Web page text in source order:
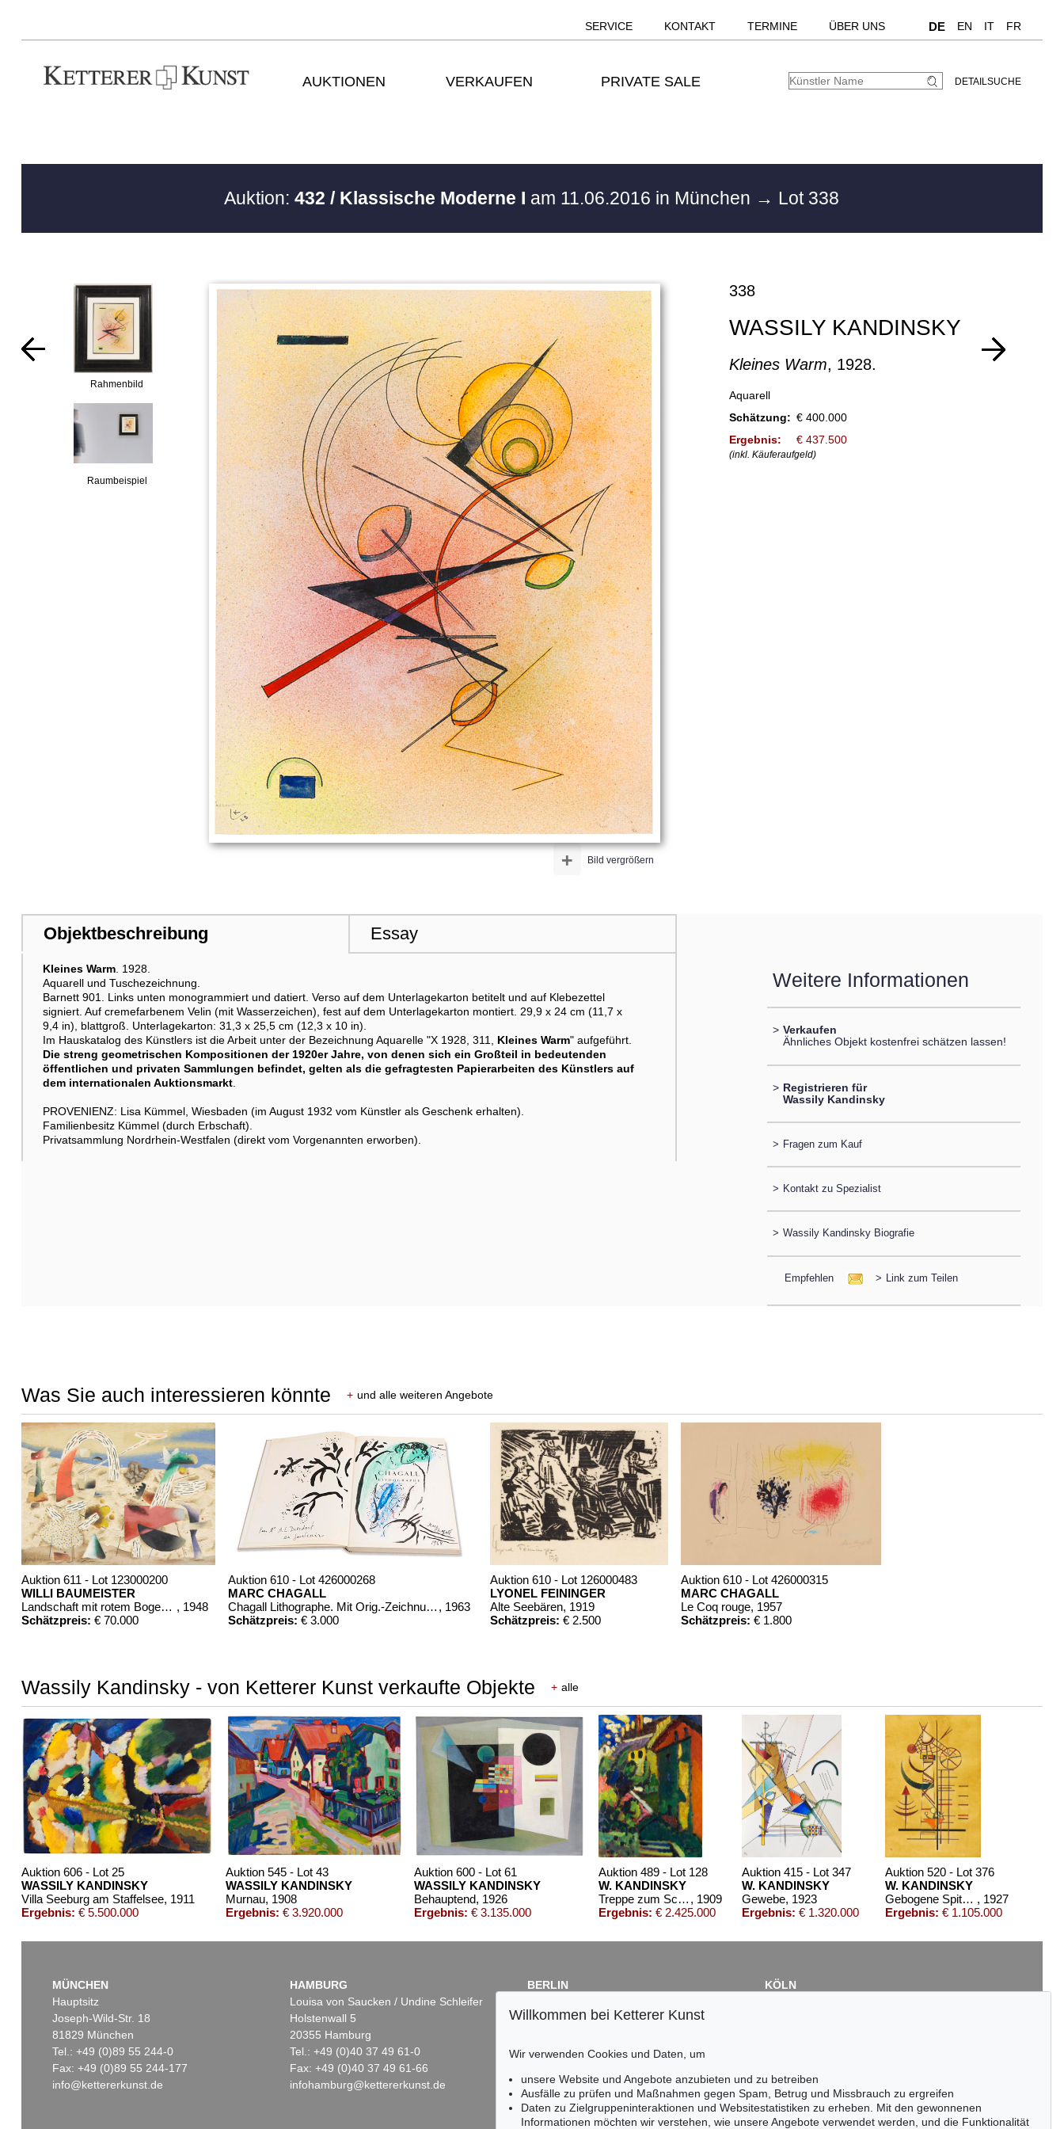
SERVICE KONTAKT TERMINE ÜBER UNS DE EN IT FR
AUKTIONEN VERKAUFEN PRIVATE SALE DETAILSUCHE
Auktion:432 / Klassische Moderne I am 11.06.2016 in München → Lot 338
Rahmenbild
Raumbeispiel
Bild vergrößern
+
338
WASSILY KANDINSKY
Kleines Warm, 1928.
Aquarell
Schätzung: € 400.000
Ergebnis:
€ 437.500
(inkl. Käuferaufgeld)
Objektbeschreibung Essay
Kleines Warm. 1928.
Aquarell und Tuschezeichnung.
Barnett 901. Links unten monogrammiert und datiert. Verso auf dem Unterlagekarton betitelt und auf Klebezettel
signiert. Auf cremefarbenem Velin (mit Wasserzeichen), fest auf dem Unterlagekarton montiert. 29,9 x 24 cm (11,7 x
9,4 in), blattgroß. Unterlagekarton: 31,3 x 25,5 cm (12,3 x 10 in).
Im Hauskatalog des Künstlers ist die Arbeit unter der Bezeichnung Aquarelle "X 1928, 311, Kleines Warm" aufgeführt.
Die streng geometrischen Kompositionen der 1920er Jahre, von denen sich ein Großteil in bedeutenden
öffentlichen und privaten Sammlungen befindet, gelten als die gefragtesten Papierarbeiten des Künstlers auf
dem internationalen Auktionsmarkt.
PROVENIENZ: Lisa Kümmel, Wiesbaden (im August 1932 vom Künstler als Geschenk erhalten).
Familienbesitz Kümmel (durch Erbschaft).
Privatsammlung Nordrhein-Westfalen (direkt vom Vorgenannten erworben).
Weitere Informationen
> Verkaufen
Ähnliches Objekt kostenfrei schätzen lassen!
> Registrieren für
Wassily Kandinsky
> Fragen zum Kauf
> Kontakt zu Spezialist
> Wassily Kandinsky Biografie
Empfehlen > Link zum Teilen
Was Sie auch interessieren könnte + und alle weiteren Angebote
Auktion 611 - Lot 123000200
WILLI BAUMEISTER
Landschaft mit rotem Bogen (Sommerfest) , 1948
Schätzpreis: € 70.000
Auktion 610 - Lot 426000268
MARC CHAGALL
Chagall Lithographe. Mit Orig.-Zeichnung von Chagall , 1963
Schätzpreis: € 3.000
Auktion 610 - Lot 126000483
LYONEL FEININGER
Alte Seebären, 1919
Schätzpreis: € 2.500
Auktion 610 - Lot 426000315
MARC CHAGALL
Le Coq rouge, 1957
Schätzpreis: € 1.800
Auktion 610 - Lot 426000372
HERMANN MAX PECHSTEIN
Reisebilder, 1919
Schätzpreis:
€ 1.600
Auktion 610 - Lot 426000322
MARC CHAGALL
Chagall Lithographe. Bde. 1-3 , 1960
Schätzpreis:€ 1.000
Wassily Kandinsky - von Ketterer Kunst verkaufte Objekte + alle
Auktion 606 - Lot 25
WASSILY KANDINSKY
Villa Seeburg am Staffelsee, 1911
Ergebnis: € 5.500.000
Auktion 545 - Lot 43
WASSILY KANDINSKY
Murnau, 1908
Ergebnis: € 3.920.000
Auktion 600 - Lot 61
WASSILY KANDINSKY
Behauptend, 1926
Ergebnis: € 3.135.000
Auktion 489 - Lot 128
W. KANDINSKY
Treppe zum Schloss (Murnau) , 1909
Ergebnis: € 2.425.000
Auktion 415 - Lot 347
W. KANDINSKY
Gewebe, 1923
Ergebnis: € 1.320.000
Auktion 520 - Lot 376
W. KANDINSKY
Gebogene Spitzen , 1927
Ergebnis: € 1.105.000
Auktion 560 - Lot 8
Auktion 409 - Lot 347
Auktion 277 - Lot 19
WASSILY KANDINSKY
Kallmünz , 1903
Auktion 525 - Lot 201
WASSILY KANDINSKY
Reiter (Arabische Reiter)
, 1905
MÜNCHEN
Hauptsitz
Joseph-Wild-Str. 18
81829 München
Tel.: +49 (0)89 55 244-0
Fax: +49 (0)89 55 244-177
info@kettererkunst.de
HAMBURG
Louisa von Saucken / Undine Schleifer
Holstenwall 5
20355 Hamburg
Tel.: +49 (0)40 37 49 61-0
Fax: +49 (0)40 37 49 61-66
infohamburg@kettererkunst.de
BERLIN
Fasanenstr. 70
Tel.: +49 (0)30 88 67 53-63
infoberlin@kettererkunst.de
KÖLN
Willkommen bei Ketterer Kunst
Wir verwenden Cookies und Daten, um
unsere Website und Angebote anzubieten und zu betreiben
Ausfälle zu prüfen und Maßnahmen gegen Spam, Betrug und Missbrauch zu ergreifen
Daten zu Zielgruppeninteraktionen und Websitestatistiken zu erheben. Mit den gewonnenen
Informationen möchten wir verstehen, wie unsere Angebote verwendet werden, und die Funktionalität